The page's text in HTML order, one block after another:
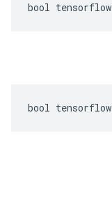
bool
bool